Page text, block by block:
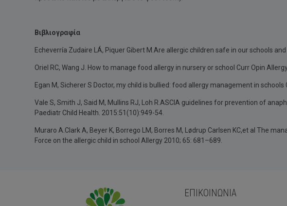
Βιβλιογραφία
Echeverría Zudaire LÁ, Piquer Gibert M.Are allergic children safe in our schools
Oriel RC, Wang J. How to manage food allergy in nursery or school Curr Opin
Egan M, Sicherer S Doctor, my child is bullied: food allergy management in
Vale S, Smith J, Said M, Mullins RJ, Loh R.ASCIA guidelines for prevention of
Paediatr Child Health. 2015:51(10):949-54.
Muraro A.Clark A, Beyer K, Borrego LM, Borres M, Lødrup Carlsen KC,et al The
Force on the allergic child in school Allergy 2010; 65: 681–689.
ΕΠΙΚΟΙΝΩΝΙΑ